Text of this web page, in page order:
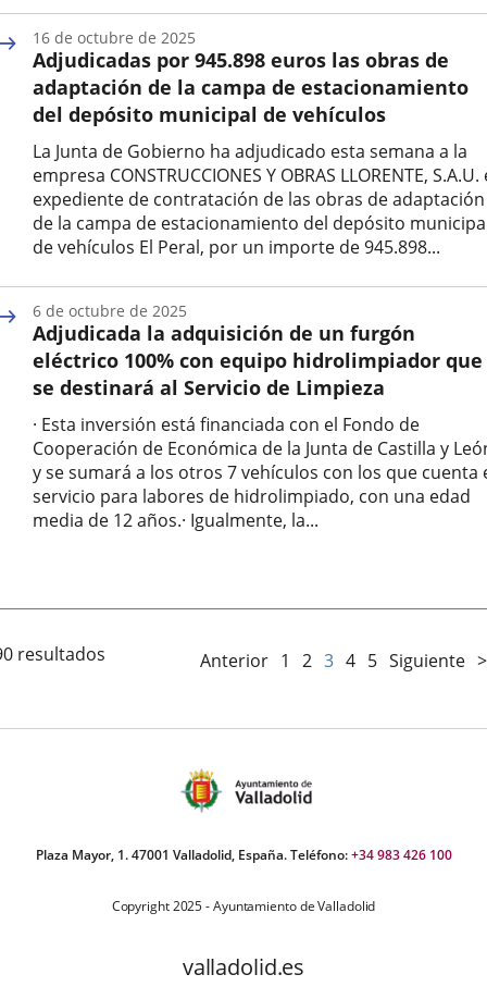
la
noticia
Adjudicadas por 945.898 euros las obras de
adaptación de la campa de estacionamiento
del depósito municipal de vehículos
La Junta de Gobierno ha adjudicado esta semana a la
empresa CONSTRUCCIONES Y OBRAS LLORENTE, S.A.U.
expediente de contratación de las obras de adaptación
de la campa de estacionamiento del depósito
de vehículos El Peral, por un importe de 945.898...
la
noticia
16 de octubre de 2025
Adjudicada la adquisición de un furgón
eléctrico 100% con equipo hidrolimpiador que
se destinará al Servicio de Limpieza
· Esta inversión está financiada con el Fondo de
Cooperación de Económica de la Junta de Castilla y
y se sumará a los otros 7 vehículos con los que cuenta
servicio para labores de hidrolimpiado, con una edad
media de 12 años.· Igualmente, la...
noticia
6 de octubre de 2025
resultados Anterior 1 2 3 4 5 Siguiente
Plaza Mayor, 1. 47001 Valladolid, España. Teléfono:+34 983 426 100
Copyright 2025 - Ayuntamiento de Valladolid
valladolid.es